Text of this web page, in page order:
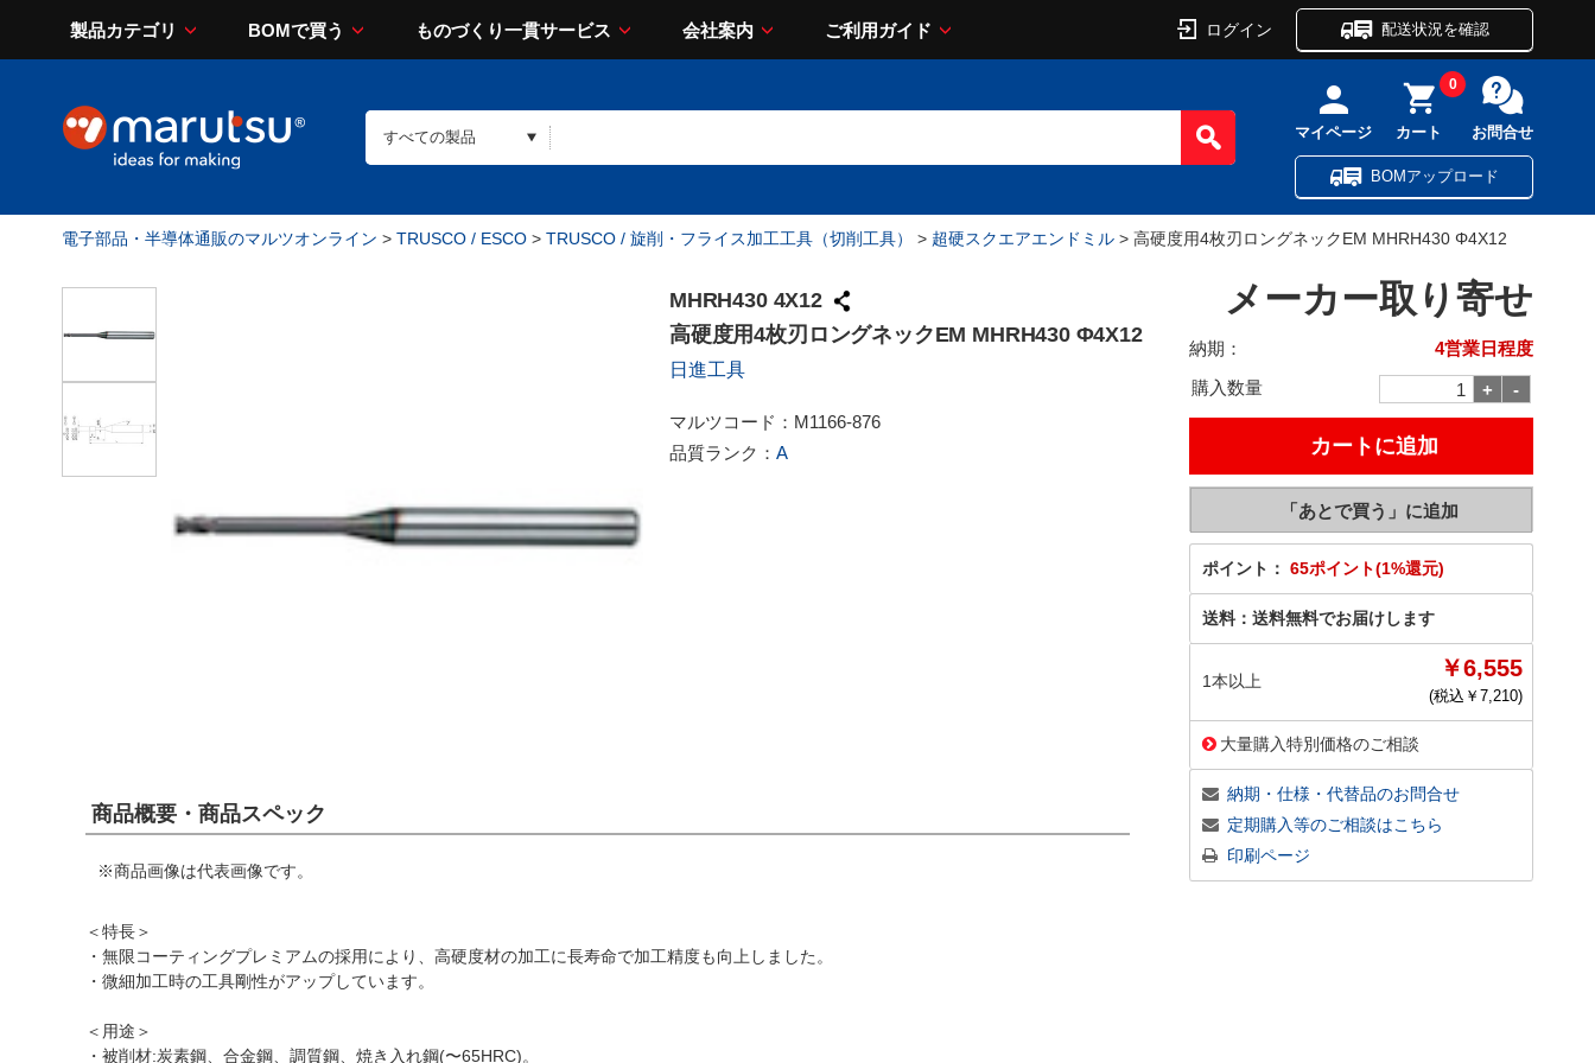
製品カテゴリ BOMで買う ものづくり一貫サービス 会社案内 ご利用ガイド ログイン 配送状況を確認
マイページ カート
0
お問合せ
BOMアップロード
電子部品・半導体通販のマルツオンライン > TRUSCO / ESCO > TRUSCO / 旋削・フライス加工工具（切削工具） > 超硬スクエアエンドミル > 高硬度用4枚刃ロングネックEM MHRH430 Φ4X12
MHRH430 4X12
高硬度用4枚刃ロングネックEM MHRH430 Φ4X12
日進工具
マルツコード： M1166-876
品質ランク： A
メーカー取り寄せ
納期：
4営業日程度
購入数量
ポイント： 65ポイント(1%還元)
送料： 送料無料でお届けします
1本以上 ￥6,555
(税込￥ 7,210)
大量購入特別価格のご相談
納期・仕様・代替品のお問合せ
定期購入等のご相談はこちら
印刷ページ
商品概要・商品スペック
※商品画像は代表画像です。
＜特長＞
・無限コーティングプレミアムの採用により、高硬度材の加工に長寿命で加工精度も向上しました。
・微細加工時の工具剛性がアップしています。
＜用途＞
・被削材:炭素鋼、合金鋼、調質鋼、焼き入れ鋼(〜65HRC)。